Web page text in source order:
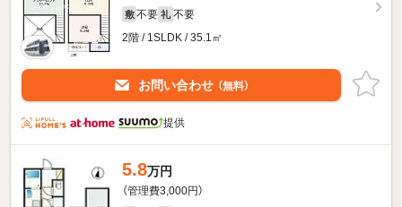
敷 不要 礼 不要
2階 / 1SLDK / 35.1㎡
お問い合わせ （無料）
提供
5.8万円
（管理費3,000円）